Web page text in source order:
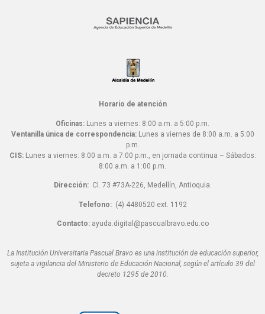
Horario de atención
Oficinas: Lunes a viernes: 8:00 a.m. a 5:00 p.m.
Ventanilla única de correspondencia:Lunes a viernes de 8:00 a.m. a 5:00
p.m.
CIS:Lunes a viernes: 8:00 a.m. a 7:00 p.m., en jornada continua – Sábados:
8:00 a.m. a 1:00 p.m.
Dirección: Cl. 73 #73A-226, Medellín, Antioquia.
Telefono:(4) 4480520 ext. 1192
Contacto:ayuda.digital@pascualbravo.edu.co
La Institución Universitaria Pascual Bravo es una institución de educación superior,
sujeta a vigilancia del Ministerio de Educación Nacional, según el artículo 39 del
decreto 1295 de 2010.